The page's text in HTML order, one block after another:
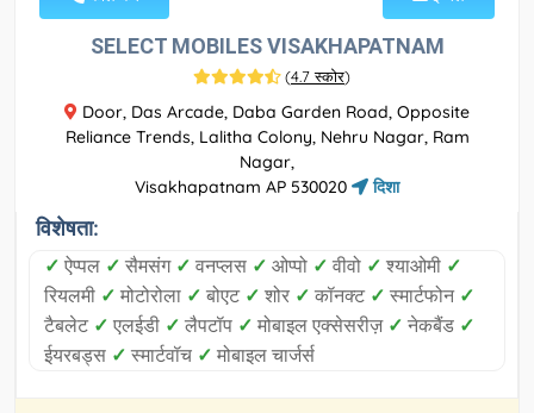
SELECT MOBILES VISAKHAPATNAM
(4.7 स्कोर)
Door, Das Arcade, Daba Garden Road, Opposite
Reliance Trends, Lalitha Colony, Nehru Nagar, Ram
Nagar,
Visakhapatnam AP 530020
दिशा
विशेषता:
✓ ऐप्पल ✓ सैमसंग ✓ वनप्लस ✓ ओप्पो ✓ वीवो ✓ श्याओमी ✓
रियलमी ✓ मोटोरोला ✓ बोएट ✓ शोर ✓ कॉनक्ट ✓ स्मार्टफोन ✓
टैबलेट ✓ एलईडी ✓ लैपटॉप ✓ मोबाइल एक्सेसरीज़ ✓ नेकबैंड ✓
ईयरबड्स ✓ स्मार्टवॉच ✓ मोबाइल चार्जर्स